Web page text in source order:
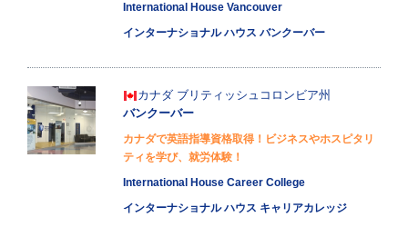
International House Vancouver
インターナショナル ハウス バンクーバー
カナダ ブリティッシュコロンビア州
バンクーバー
カナダで英語指導資格取得！ビジネスやホスピタリ
ティを学び、就労体験！
International House Career College
インターナショナル ハウス キャリアカレッジ